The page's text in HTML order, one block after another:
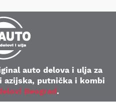
auto delova i ulja za
azijska, putnička i kombi
Beograd.